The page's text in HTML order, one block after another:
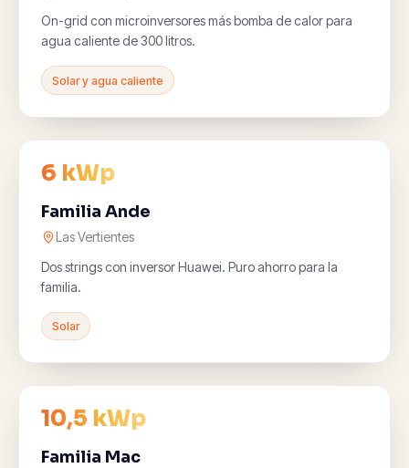
On-grid con microinversores más bomba de calor para
agua caliente de 300 litros.
Solar y agua caliente
6 kWp
Familia Ande
Las Vertientes
Dos strings con inversor Huawei. Puro ahorro para la
familia.
Solar
10,5 kWp
Familia Mac